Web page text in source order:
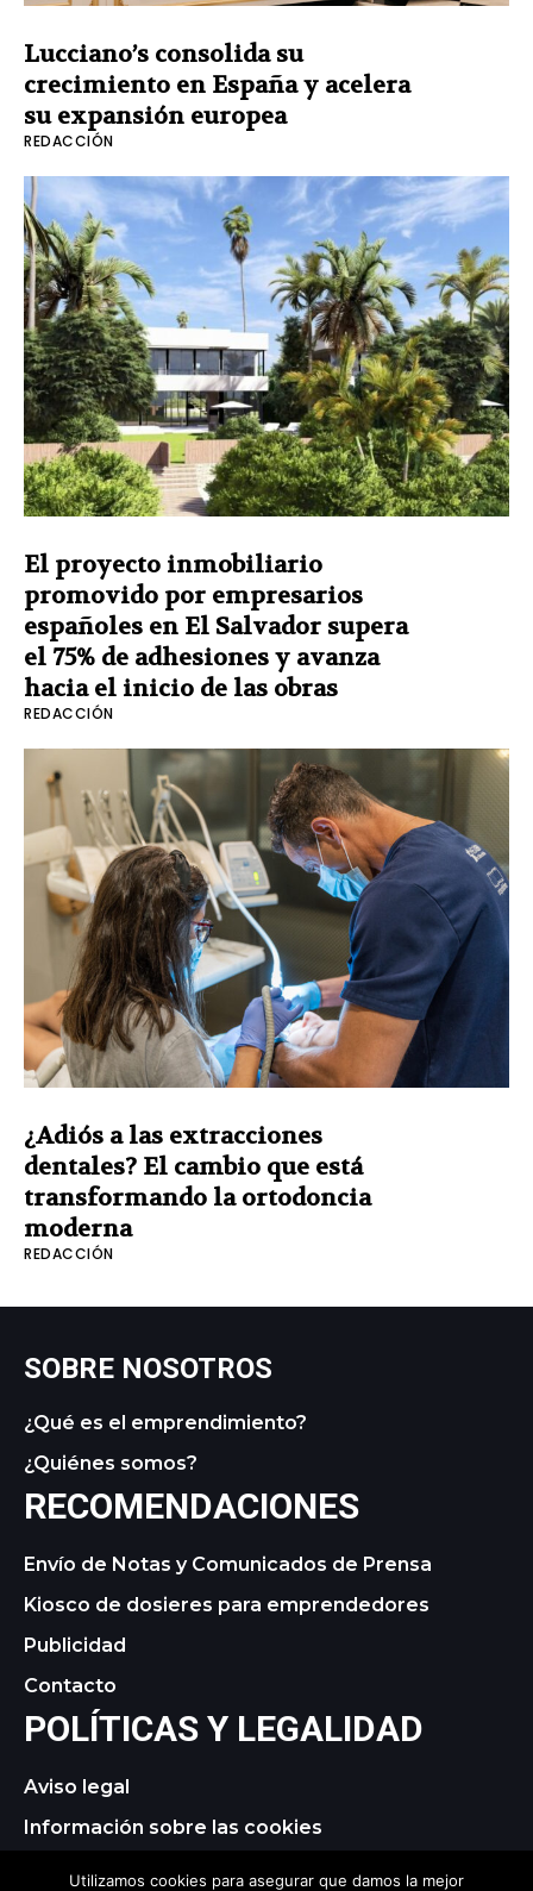
Lucciano’s consolida su
crecimiento en España y acelera
su expansión europea
REDACCIÓN
El proyecto inmobiliario
promovido por empresarios
españoles en El Salvador supera
el 75% de adhesiones y avanza
hacia el inicio de las obras
REDACCIÓN
¿Adiós a las extracciones
dentales? El cambio que está
transformando la ortodoncia
moderna
REDACCIÓN
SOBRE NOSOTROS
¿Qué es el emprendimiento?
¿Quiénes somos?
RECOMENDACIONES
Envío de Notas y Comunicados de Prensa
Kiosco de dosieres para emprendedores
Publicidad
Contacto
POLÍTICAS Y LEGALIDAD
Aviso legal
Información sobre las cookies
Utilizamos cookies para asegurar que damos la mejor